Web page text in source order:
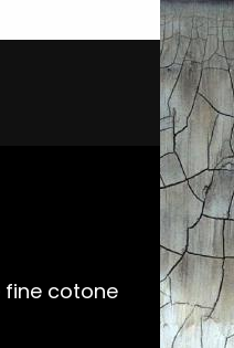
fine cotone